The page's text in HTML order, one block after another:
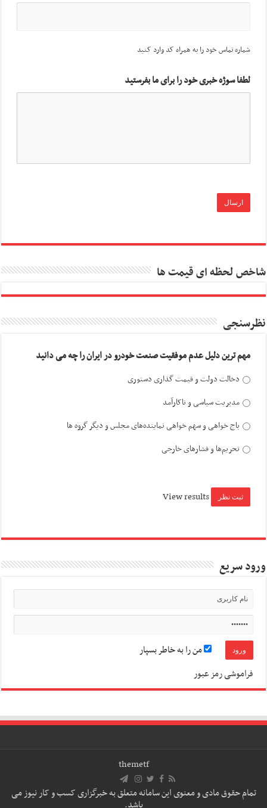
شماره تماس خود را به همراه کد وارد کنید
لطفا سوژه خبری خود را برای ما بفرستید
شاخص لحظه ای قیمت ها
نظرسنجی
مهم ترین دلیل عدم موفقیت صنعت خودرو در ایران را چه می دانید
دخالت دولت و قیمت گذاری دستوری
مدیریت سیاسی و ناکارآمد
باج خواهی و سهم خواهی نماینده‌های مجلس و دیگر گروه ها
تحریم‌ها و فشارهای خارجی
View results
ورود سریع
من را به خاطر بسپار
فراموشی رمز عبور
themetf
تمام حقوق مادی و معنوی این سامانه متعلق به خبرگزاری کسب و کار نیوز می